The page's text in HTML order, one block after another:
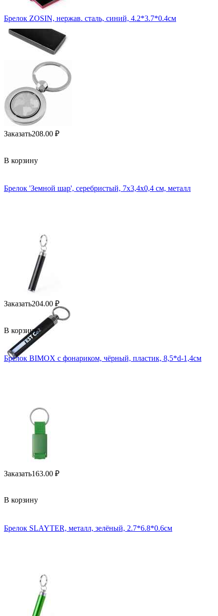
Брелок ZOSIN, нержав. сталь, синий, 4.2*3.7*0.4см
Заказать208.00 ₽
В корзину
Брелок 'Земной шар', серебристый, 7х3,4х0,4 см, металл
Заказать204.00 ₽
В корзину
Брелок BIMOX с фонариком, чёрный, пластик, 8,5*d-1,4см
Заказать163.00 ₽
В корзину
Брелок SLAYTER, металл, зелёный, 2.7*6.8*0.6см